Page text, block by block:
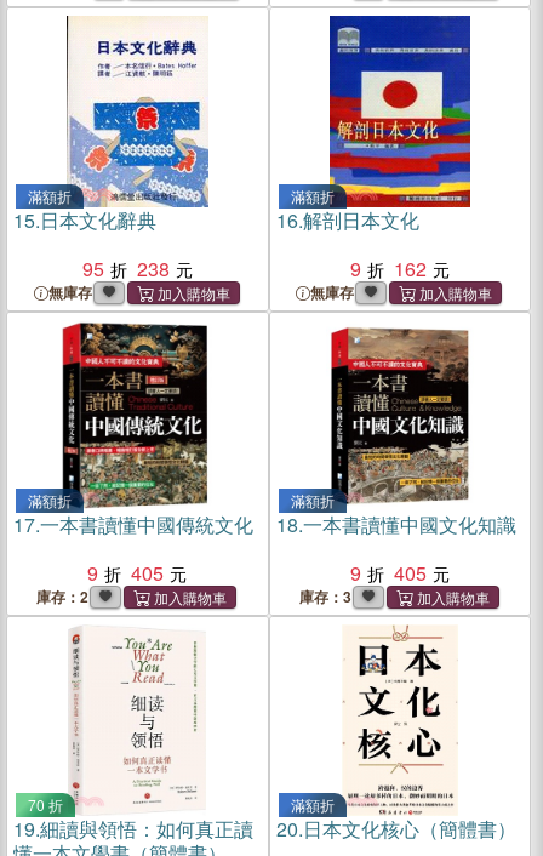
滿額折
15.日本文化辭典
95
238
無庫存
滿額折
16.解剖日本文化
9
162
無庫存
滿額折
17.一本書讀懂中國傳統文化
9
405
庫存：2
滿額折
18.一本書讀懂中國文化知識
9
405
庫存：3
70 折
19.細讀與領悟：如何真正讀
滿額折
20.日本文化核心（簡體書）